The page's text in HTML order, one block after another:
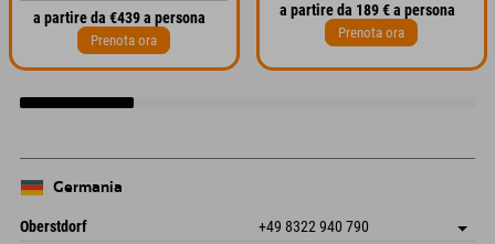
a partire da €439 a persona
Prenota ora
a partire da 189 € a persona
Prenota ora
Germania
Oberstdorf +49 8322 940 790